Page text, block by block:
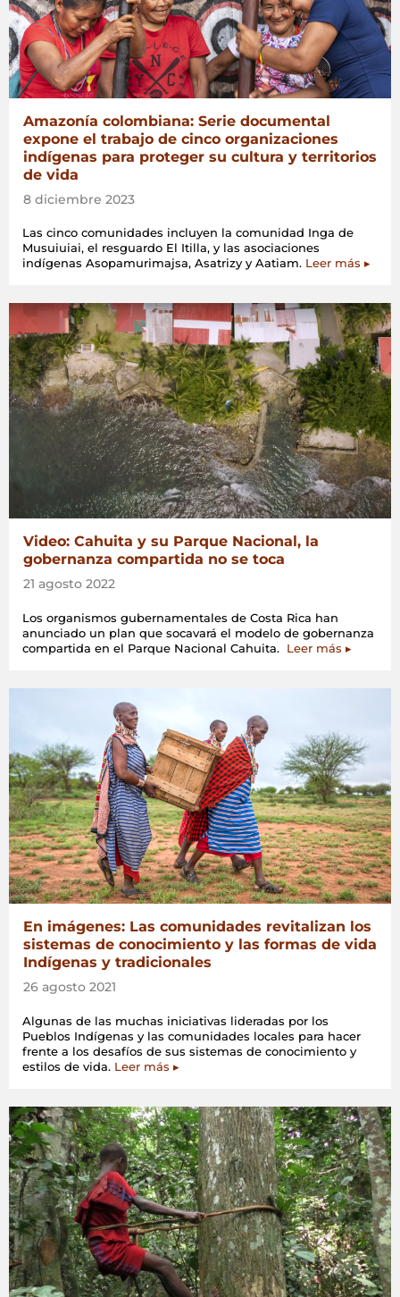
Amazonía colombiana: Serie documental
expone el trabajo de cinco organizaciones
indígenas para proteger su cultura y territorios
de vida
8 diciembre 2023
Las cinco comunidades incluyen la comunidad Inga de
Musuiuiai, el resguardo El Itilla, y las asociaciones
indígenas Asopamurimajsa, Asatrizy y Aatiam. Leer más ▸
Video: Cahuita y su Parque Nacional, la
gobernanza compartida no se toca
21 agosto 2022
Los organismos gubernamentales de Costa Rica han
anunciado un plan que socavará el modelo de gobernanza
compartida en el Parque Nacional Cahuita. Leer más ▸
En imágenes: Las comunidades revitalizan los
sistemas de conocimiento y las formas de vida
Indígenas y tradicionales
26 agosto 2021
Algunas de las muchas iniciativas lideradas por los
Pueblos Indígenas y las comunidades locales para hacer
frente a los desafíos de sus sistemas de conocimiento y
estilos de vida. Leer más ▸